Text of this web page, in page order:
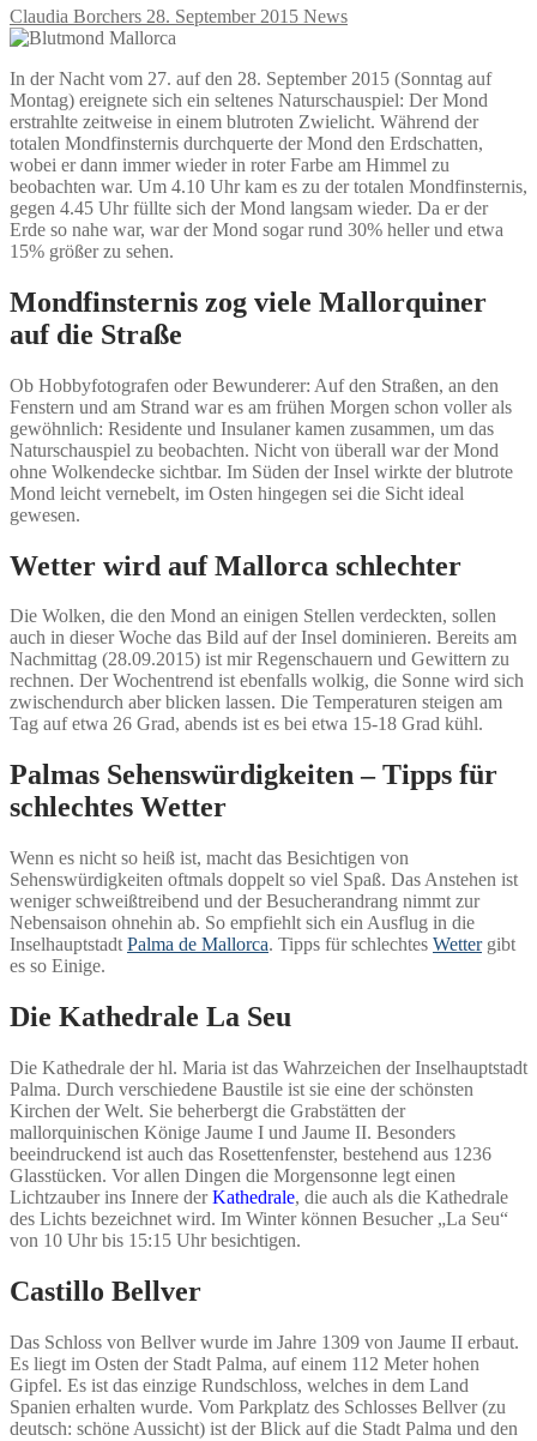
Claudia Borchers 28. September 2015 News
In der Nacht vom 27. auf den 28. September 2015 (Sonntag auf
Montag) ereignete sich ein seltenes Naturschauspiel: Der Mond
erstrahlte zeitweise in einem blutroten Zwielicht. Während der
totalen Mondfinsternis durchquerte der Mond den Erdschatten,
wobei er dann immer wieder in roter Farbe am Himmel zu
beobachten war. Um 4.10 Uhr kam es zu der totalen Mondfinsternis,
gegen 4.45 Uhr füllte sich der Mond langsam wieder. Da er der
Erde so nahe war, war der Mond sogar rund 30% heller und etwa
15% größer zu sehen.
Mondfinsternis zog viele Mallorquiner
auf die Straße
Ob Hobbyfotografen oder Bewunderer: Auf den Straßen, an den
Fenstern und am Strand war es am frühen Morgen schon voller als
gewöhnlich: Residente und Insulaner kamen zusammen, um das
Naturschauspiel zu beobachten. Nicht von überall war der Mond
ohne Wolkendecke sichtbar. Im Süden der Insel wirkte der blutrote
Mond leicht vernebelt, im Osten hingegen sei die Sicht ideal
gewesen.
Wetter wird auf Mallorca schlechter
Die Wolken, die den Mond an einigen Stellen verdeckten, sollen
auch in dieser Woche das Bild auf der Insel dominieren. Bereits am
Nachmittag (28.09.2015) ist mir Regenschauern und Gewittern zu
rechnen. Der Wochentrend ist ebenfalls wolkig, die Sonne wird sich
zwischendurch aber blicken lassen. Die Temperaturen steigen am
Tag auf etwa 26 Grad, abends ist es bei etwa 15-18 Grad kühl.
Palmas Sehenswürdigkeiten – Tipps für
schlechtes Wetter
Wenn es nicht so heiß ist, macht das Besichtigen von
Sehenswürdigkeiten oftmals doppelt so viel Spaß. Das Anstehen ist
weniger schweißtreibend und der Besucherandrang nimmt zur
Nebensaison ohnehin ab. So empfiehlt sich ein Ausflug in die
Inselhauptstadt Palma de Mallorca. Tipps für schlechtes Wettergibt
es so Einige.
Die Kathedrale La Seu
Die Kathedrale der hl. Maria ist das Wahrzeichen der Inselhauptstadt
Palma. Durch verschiedene Baustile ist sie eine der schönsten
Kirchen der Welt. Sie beherbergt die Grabstätten der
mallorquinischen Könige Jaume I und Jaume II. Besonders
beeindruckend ist auch das Rosettenfenster, bestehend aus 1236
Glasstücken. Vor allen Dingen die Morgensonne legt einen
Lichtzauber ins Innere derKathedrale, die auch als die Kathedrale
des Lichts bezeichnet wird. Im Winter können Besucher „La Seu“
von 10 Uhr bis 15:15 Uhr besichtigen.
Castillo Bellver
Das Schloss von Bellver wurde im Jahre 1309 von Jaume II erbaut.
Es liegt im Osten der Stadt Palma, auf einem 112 Meter hohen
Gipfel. Es ist das einzige Rundschloss, welches in dem Land
Spanien erhalten wurde. Vom Parkplatz des Schlosses Bellver (zu
deutsch: schöne Aussicht) ist der Blick auf die Stadt Palma und den